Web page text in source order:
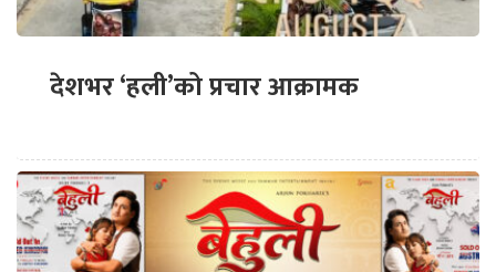
देशभर ‘हली’को प्रचार आक्रामक